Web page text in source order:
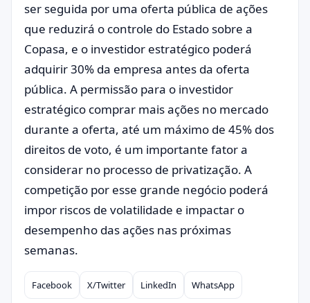
ser seguida por uma oferta pública de ações
que reduzirá o controle do Estado sobre a
Copasa, e o investidor estratégico poderá
adquirir 30% da empresa antes da oferta
pública. A permissão para o investidor
estratégico comprar mais ações no mercado
durante a oferta, até um máximo de 45% dos
direitos de voto, é um importante fator a
considerar no processo de privatização. A
competição por esse grande negócio poderá
impor riscos de volatilidade e impactar o
desempenho das ações nas próximas
semanas.
Compartilhar
Facebook X/Twitter LinkedIn WhatsApp